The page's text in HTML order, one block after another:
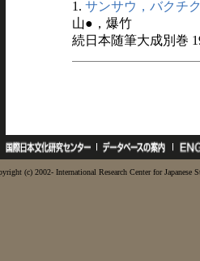
1. サンサウ，バクチク
山●，爆竹
続日本随筆大成別巻
(c) 2002- International Research Center for Japanese